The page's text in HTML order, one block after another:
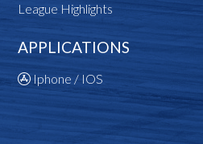
League Highlights
APPLICATIONS
Iphone / IOS